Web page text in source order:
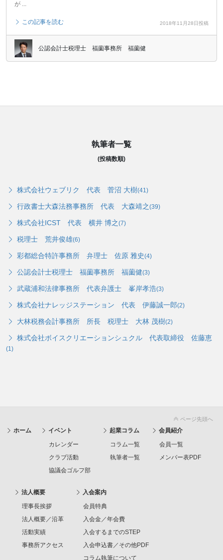
が ...
この記事を読む 2018年11月28日投稿
公認会計士税理士 福薗事務所 福薗健
執筆者一覧
(投稿数順)
株式会社ウェブリク 代表 菅沼 大樹(41)
行政書士大森法務事務所 代表 大森靖之(39)
株式会社ICST 代表 横井 博之(7)
税理士 荒井俊雄(6)
彩都総合特許事務所 弁理士 佐原 雅史(4)
公認会計士税理士 福薗事務所 福薗健(3)
武蔵浦和法律事務所 代表弁護士 峯岸孝浩(3)
株式会社ナレッジステーション 代表 伊藤誠一郎(2)
大林税務会計事務所 所長 税理士 大林 茂樹(2)
株式会社ボイスクリエーションシュクル 代表取締役 佐藤恵
(1)
ページ先頭へ
ホーム
イベント
カレンダー
クラブ活動
協議会ゴルフ部
起業コラム
コラム一覧
執筆者一覧
会員紹介
会員一覧
メンバー表PDF
法人概要
理事長挨拶
法人概要／沿革
活動実績
事務所アクセス
入会案内
会員特典
入会金／年会費
入会するまでのSTEP
入会申込書／その他PDF
コラム執筆について